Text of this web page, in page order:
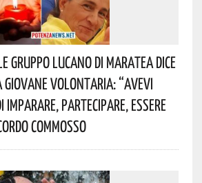
Gruppo Lucano Di Maratea Dice
Giovane Volontaria: “avevi
Imparare, Partecipare, Essere
Commosso